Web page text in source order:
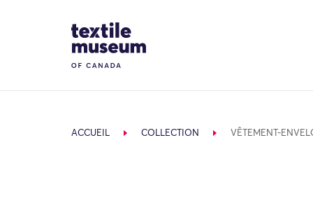
Site Logo
ACCUEIL COLLECTION VÊTEMENT-